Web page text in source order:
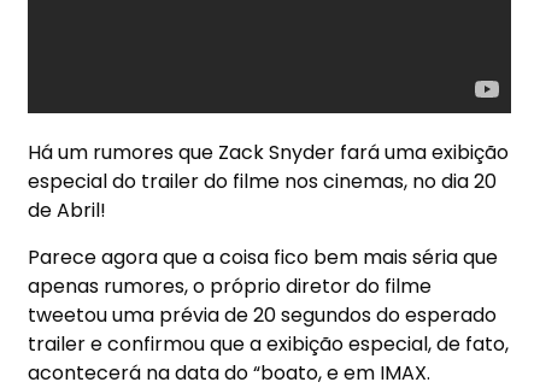
Há um rumores que Zack Snyder fará uma exibição
especial do trailer do filme nos cinemas, no dia 20
de Abril!
Parece agora que a coisa fico bem mais séria que
apenas rumores, o próprio diretor do filme
tweetou uma prévia de 20 segundos do esperado
trailer e confirmou que a exibição especial, de fato,
acontecerá na data do “boato, e em IMAX.